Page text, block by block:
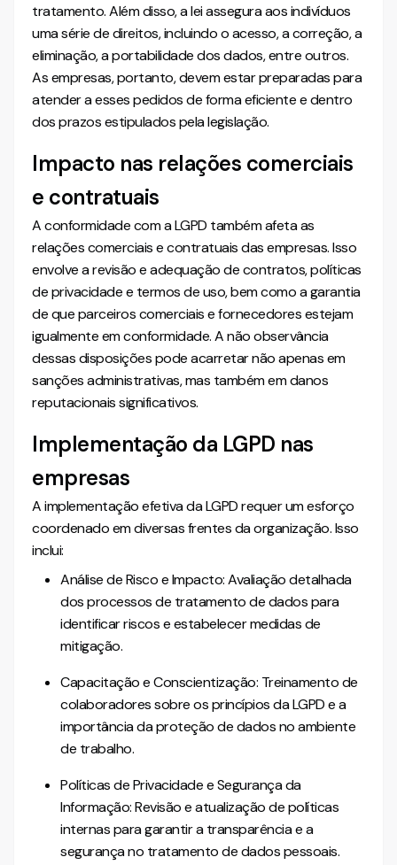
tratamento. Além disso, a lei assegura aos indivíduos
uma série de direitos, incluindo o acesso, a correção, a
eliminação, a portabilidade dos dados, entre outros.
As empresas, portanto, devem estar preparadas para
atender a esses pedidos de forma eficiente e dentro
dos prazos estipulados pela legislação.
Impacto nas relações comerciais
e contratuais
A conformidade com a LGPD também afeta as
relações comerciais e contratuais das empresas. Isso
envolve a revisão e adequação de contratos, políticas
de privacidade e termos de uso, bem como a garantia
de que parceiros comerciais e fornecedores estejam
igualmente em conformidade. A não observância
dessas disposições pode acarretar não apenas em
sanções administrativas, mas também em danos
reputacionais significativos.
Implementação da LGPD nas
empresas
A implementação efetiva da LGPD requer um esforço
coordenado em diversas frentes da organização. Isso
inclui:
Análise de Risco e Impacto: Avaliação detalhada
dos processos de tratamento de dados para
identificar riscos e estabelecer medidas de
mitigação.
Capacitação e Conscientização: Treinamento de
colaboradores sobre os princípios da LGPD e a
importância da proteção de dados no ambiente
de trabalho.
Políticas de Privacidade e Segurança da
Informação: Revisão e atualização de políticas
internas para garantir a transparência e a
segurança no tratamento de dados pessoais.